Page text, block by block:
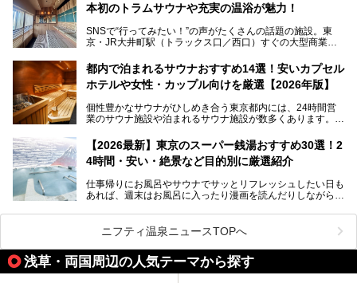
最近、SNSやメディアで「デザイナーズ銭湯」や「ネオ銭
本記事では、そもそもこれらがどんな銭湯なのか、その気に
いおしゃれな名店15選を、おすすめの順番で一挙にご紹介
します。
本初のトラムサウナや充実の温浴が魅力！
SNSで“行ってみたい！”の声がたくさんの話題の施設。東
京・JR大井町駅（トラックス口／西口）すぐの大型商業施
ツァ大井町トラックス」がニューオープン。施設の様子をレ
ポ―トします。
都内で泊まれるサウナおすすめ14選！安いカプセル
ホテルや女性・カップル向けを厳選【2026年版】
個性豊かなサウナがひしめき合う東京都内には、24時間営
業のサウナ施設や泊まれるサウナ施設が数多くあります。
を旅の目的とする「サ旅」や自分へのご褒美のための宿泊な
ど、自分の好きなタイミングで好きなだけサ活ができるのが
魅力です。
最近では、男性専用施設だけでなく、カップルや女性に嬉し
い個室サウナも増えてきました。
ら、特におすすめしたい施設14選をご紹介します。
してみてください。
【2026最新】東京のスーパー銭湯おすすめ30選！2
4時間・安い・絶景など目的別に厳選紹介
仕事帰りにお風呂やサウナでサッとリフレッシュしたい日も
あれば、週末はお風呂に入ったり漫画を読んだりしながら一
また、終電を逃してしまい、「このまま朝までゆっくりでき
る場所があれば」と探した経験がある人も多いのではないで
しょうか。
そこで本記事では、東京でおすすめのスーパー銭湯を、目的
ニフティ温泉ニュースTOPへ
浅草・両国周辺の人気テーマから探す